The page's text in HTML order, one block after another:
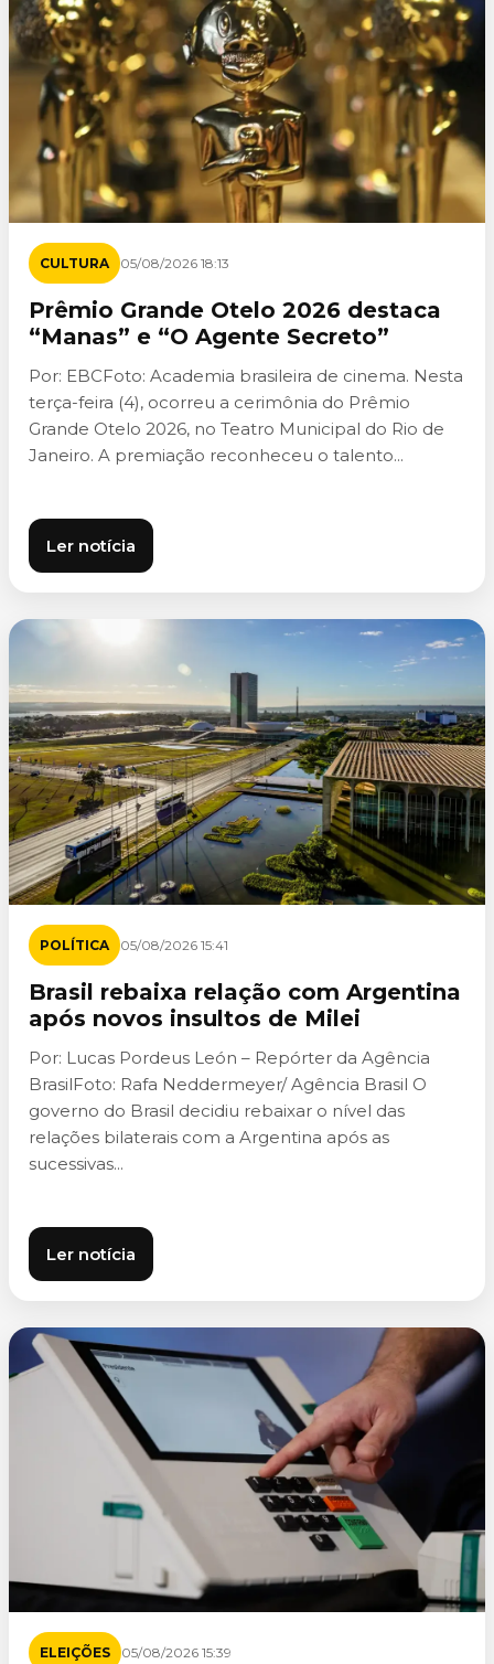
CULTURA 05/08/2026 18:13
Prêmio Grande Otelo 2026 destaca
“Manas” e “O Agente Secreto”
Por: EBCFoto: Academia brasileira de cinema. Nesta
terça-feira (4), ocorreu a cerimônia do Prêmio
Grande Otelo 2026, no Teatro Municipal do Rio de
Janeiro. A premiação reconheceu o talento...
Ler notícia
POLÍTICA 05/08/2026 15:41
Brasil rebaixa relação com Argentina
após novos insultos de Milei
Por: Lucas Pordeus León – Repórter da Agência
BrasilFoto: Rafa Neddermeyer/ Agência Brasil O
governo do Brasil decidiu rebaixar o nível das
relações bilaterais com a Argentina após as
sucessivas...
Ler notícia
ELEIÇÕES 05/08/2026 15:39